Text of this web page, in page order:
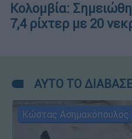
Κολομβία:
7,4 ρίχτερ με 20
ΑΥΤΟ ΤΟ
Κώστας Ασημακόπουλος